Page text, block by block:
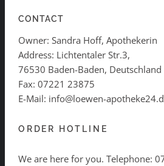
CONTACT
Owner: Sandra Hoff, Apothekerin
Address: Lichtentaler Str.3,
76530 Baden-Baden, Deutschland
Fax: 07221 23875
E-Mail: info@loewen-
ORDER HOTLINE
We are here for you. Telephone: